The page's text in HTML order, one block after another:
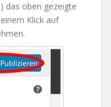
das oben gezeigte
Klick auf